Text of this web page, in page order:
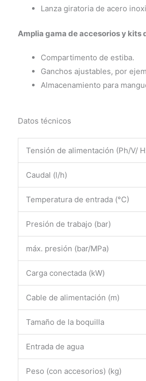
Lanza giratoria de acero
Amplia gama de accesorios y kits
Compartimento de estiba.
Ganchos ajustables, por
Almacenamiento para
Datos técnicos
Tensión de alimentación (Ph/V/
Caudal (l/h)
Temperatura de entrada (°C)
Presión de trabajo (bar)
máx. presión (bar/MPa)
Carga conectada (kW)
Cable de alimentación (m)
Tamaño de la boquilla
Entrada de agua
Peso (con accesorios) (kg)